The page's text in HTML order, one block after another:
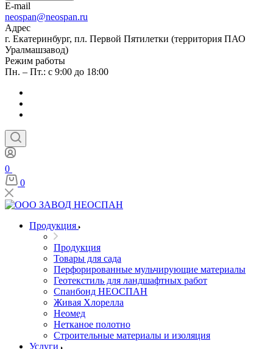
E-mail
neospan@neospan.ru
Адрес
г. Екатеринбург, пл. Первой Пятилетки (территория ПАО
Уралмашзавод)
Режим работы
Пн. – Пт.: с 9:00 до 18:00
0
0
Продукция
Продукция
Товары для сада
Перфорированные мульчирующие материалы
Геотекстиль для ландшафтных работ
Спанбонд НЕОСПАН
Живая Хлорелла
Нeомед
Нетканое полотно
Строительные материалы и изоляция
Услуги